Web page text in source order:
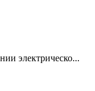
электрическо...